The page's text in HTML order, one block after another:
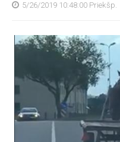
5/26/2019 10:48:00 Priekšp.